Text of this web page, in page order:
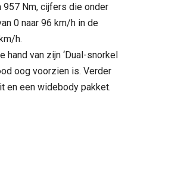
Nm, cijfers die onder
0 naar 96 km/h in de
h.
hand van zijn ‘Dual-snorkel
oog voorzien is. Verder
en een widebody pakket.